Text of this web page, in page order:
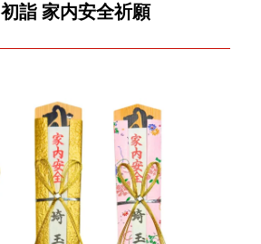
初詣 家内安全祈願